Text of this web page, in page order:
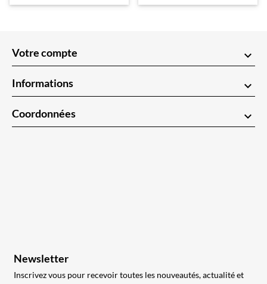
Votre compte keyboard_arrow_down
Informations keyboard_arrow_down
Coordonnées keyboard_arrow_down
Newsletter
Inscrivez vous pour recevoir toutes les nouveautés, actualité et